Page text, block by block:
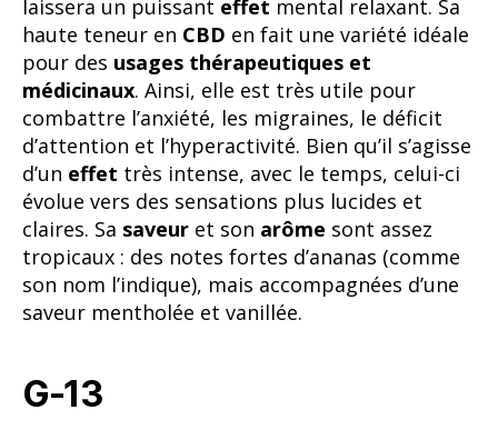
laissera un puissant effet mental relaxant. Sa
haute teneur en CBD en fait une variété idéale
pour des usages thérapeutiques et
médicinaux. Ainsi, elle est très utile pour
combattre l’anxiété, les migraines, le déficit
d’attention et l’hyperactivité. Bien qu’il s’agisse
d’un effet très intense, avec le temps, celui-ci
évolue vers des sensations plus lucides et
claires. Sa saveur et son arôme sont assez
tropicaux : des notes fortes d’ananas (comme
son nom l’indique), mais accompagnées d’une
saveur mentholée et vanillée.
G-13